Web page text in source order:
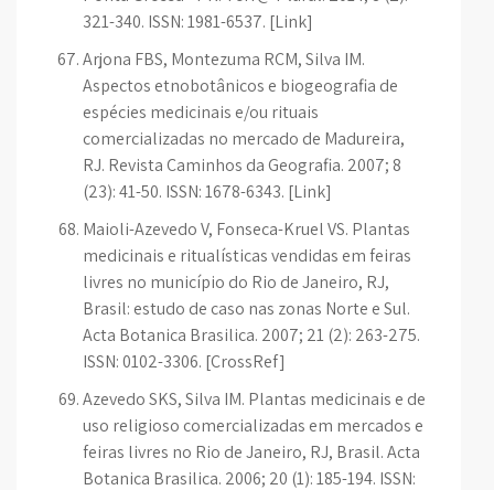
321-340. ISSN: 1981-6537. [Link]
Arjona FBS, Montezuma RCM, Silva IM.
Aspectos etnobotânicos e biogeografia de
espécies medicinais e/ou rituais
comercializadas no mercado de Madureira,
RJ. Revista Caminhos da Geografia. 2007; 8
(23): 41-50. ISSN: 1678-6343. [Link]
Maioli-Azevedo V, Fonseca-Kruel VS. Plantas
medicinais e ritualísticas vendidas em feiras
livres no município do Rio de Janeiro, RJ,
Brasil: estudo de caso nas zonas Norte e Sul.
Acta Botanica Brasilica. 2007; 21 (2): 263-275.
ISSN: 0102-3306. [CrossRef]
Azevedo SKS, Silva IM. Plantas medicinais e de
uso religioso comercializadas em mercados e
feiras livres no Rio de Janeiro, RJ, Brasil. Acta
Botanica Brasilica. 2006; 20 (1): 185-194. ISSN: